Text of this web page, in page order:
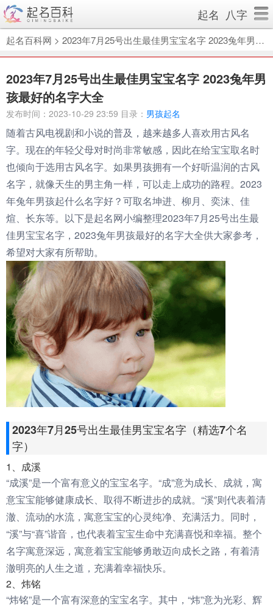
起名 八字
起名百科网 > 2023年7月25号出生最佳男宝宝名字 2023兔年男孩最好的名字大全
2023年7月25号出生最佳男宝宝名字 2023兔年男
孩最好的名字大全
发布时间：2023-10-29 23:59 目录： 男孩起名
随着古风电视剧和小说的普及，越来越多人喜欢用古风名
字。现在的年轻父母对时尚非常敏感，因此在给宝宝取名时
也倾向于选用古风名字。如果男孩拥有一个好听温润的古风
名字，就像天生的男主角一样，可以走上成功的路程。2023
年兔年男孩起什么名字好？可取名坤进、柳月、奕沫、佳
煊、长东等。以下是起名网小编整理2023年7月25号出生最
佳男宝宝名字，2023兔年男孩最好的名字大全供大家参考，
希望对大家有所帮助。
2023年7月25号出生最佳男宝宝名字（精选7个名
字）
1、成溪
“成溪”是一个富有意义的宝宝名字。“成”意为成长、成就，寓
意宝宝能够健康成长、取得不断进步的成就。“溪”则代表着清
澈、流动的水流，寓意宝宝的心灵纯净、充满活力。同时，
“溪”与“喜”谐音，也代表着宝宝生命中充满喜悦和幸福。整个
名字寓意深远，寓意着宝宝能够勇敢迈向成长之路，有着清
澈明亮的人生之道，充满着幸福快乐。
2、炜铭
“炜铭”是一个富有深意的宝宝名字。其中，“炜”意为光彩、辉